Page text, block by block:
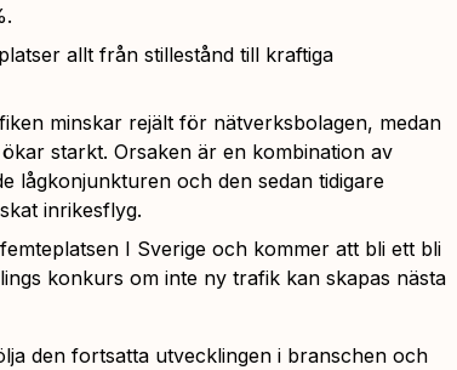
allt från stillestånd till kraftiga
minskar rejält för nätverksbolagen, medan
starkt. Orsaken är en kombination av
lågkonjunkturen och den sedan tidigare
inrikesflyg.
I Sverige och kommer att bli ett bli
konkurs om inte ny trafik kan skapas nästa
den fortsatta utvecklingen i branschen och